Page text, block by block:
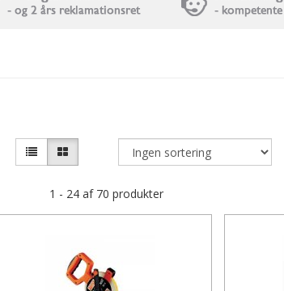
1 - 24 af 70 produkter